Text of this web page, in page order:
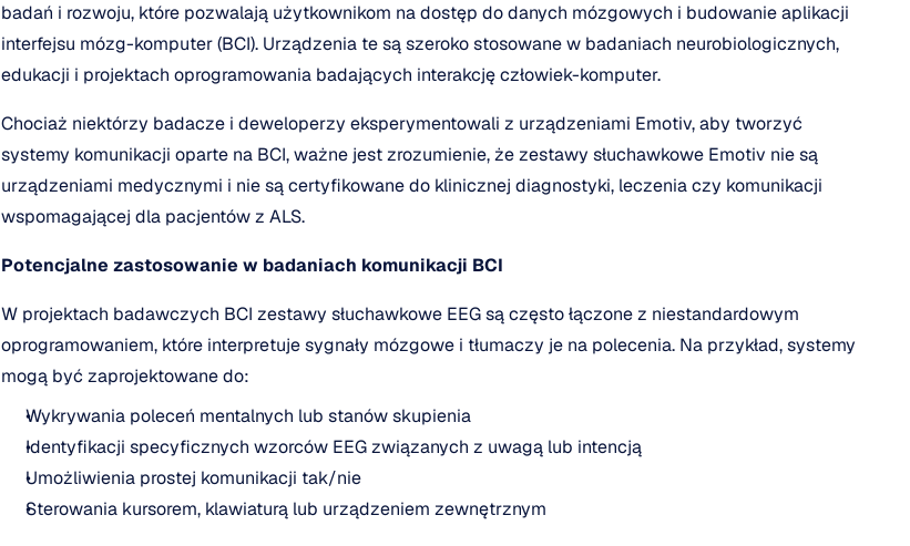
badań i rozwoju, które pozwalają użytkownikom na dostęp do danych mózgowych i budowanie aplikacji
interfejsu mózg-komputer (BCI). Urządzenia te są szeroko stosowane w badaniach neurobiologicznych,
edukacji i projektach oprogramowania badających interakcję człowiek-komputer.
Chociaż niektórzy badacze i deweloperzy eksperymentowali z urządzeniami Emotiv, aby tworzyć
systemy komunikacji oparte na BCI, ważne jest zrozumienie, że zestawy słuchawkowe Emotiv nie są
urządzeniami medycznymi i nie są certyfikowane do klinicznej diagnostyki, leczenia czy komunikacji
wspomagającej dla pacjentów z ALS.
Potencjalne zastosowanie w badaniach komunikacji BCI
W projektach badawczych BCI zestawy słuchawkowe EEG są często łączone z niestandardowym
oprogramowaniem, które interpretuje sygnały mózgowe i tłumaczy je na polecenia. Na przykład, systemy
mogą być zaprojektowane do:
Wykrywania poleceń mentalnych lub stanów skupienia
Identyfikacji specyficznych wzorców EEG związanych z uwagą lub intencją
Umożliwienia prostej komunikacji tak/nie
Sterowania kursorem, klawiaturą lub urządzeniem zewnętrznym